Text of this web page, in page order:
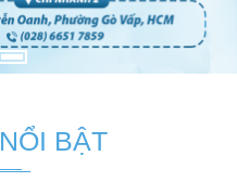
NỔI BẬT